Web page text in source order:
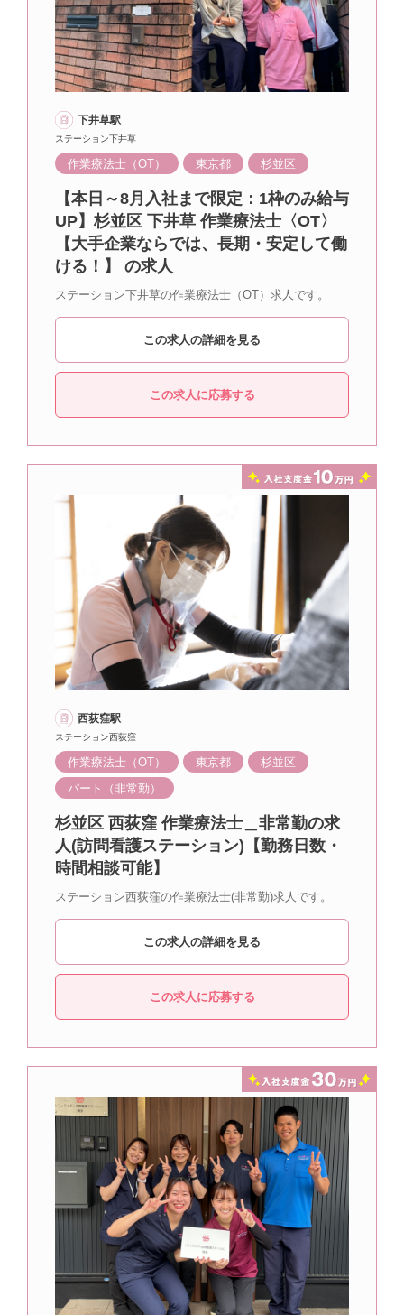
下井草駅
ステーション下井草
作業療法士（OT） 東京都 杉並区
【本日～8月入社まで限定：1枠のみ給与
UP】杉並区 下井草 作業療法士〈OT〉
【大手企業ならでは、長期・安定して働
ける！】 の求人
ステーション下井草の作業療法士（OT）求人です。
この求人の詳細を見る
この求人に応募する
西荻窪駅
ステーション西荻窪
作業療法士（OT） 東京都
杉並区
パート（非常勤）
杉並区 西荻窪 作業療法士＿非常勤の求
人(訪問看護ステーション)【勤務日数・
時間相談可能】
ステーション西荻窪の作業療法士(非常勤)求人です。
この求人の詳細を見る
この求人に応募する